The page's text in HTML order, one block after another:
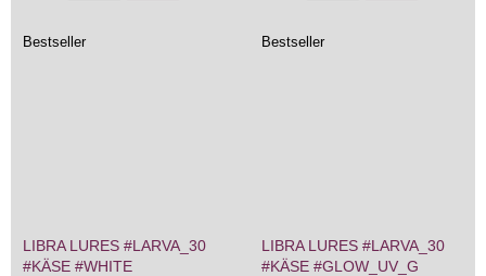
Bestseller
LIBRA LURES #LARVA_30
#KÄSE #WHITE
Bestseller
LIBRA LURES #LARVA_30
#KÄSE #GLOW_UV_G